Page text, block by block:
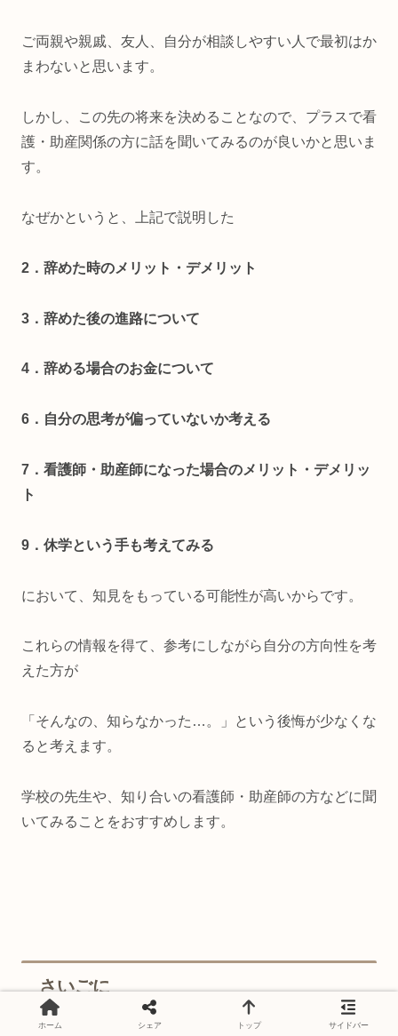
ご両親や親戚、友人、自分が相談しやすい人で最初はか
まわないと思います。
しかし、この先の将来を決めることなので、プラスで看
護・助産関係の方に話を聞いてみるのが良いかと思いま
す。
なぜかというと、上記で説明した
2 ．辞めた時のメリット・デメリット
3 ．辞めた後の進路について
4 ．辞める場合のお金について
6 ．自分の思考が偏っていないか考える
7 ．看護師・助産師になった場合のメリット・デメリッ
ト
9 ．休学という手も考えてみる
において、知見をもっている可能性が高いからです。
これらの情報を得て、参考にしながら自分の方向性を考
えた方が
「そんなの、知らなかった … 。」という後悔が少なくな
ると考えます。
学校の先生や、知り合いの看護師・助産師の方などに聞
いてみることをおすすめします。
さいごに
ホーム シェア トップ サイドバー